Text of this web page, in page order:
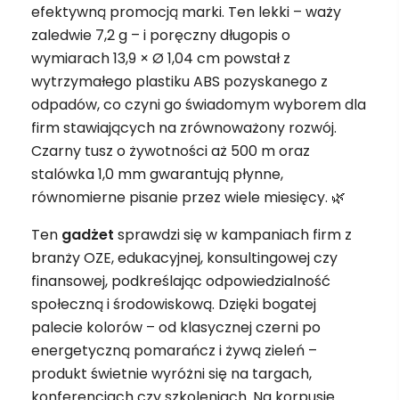
efektywną promocją marki. Ten lekki – waży
zaledwie 7,2 g – i poręczny długopis o
wymiarach 13,9 × Ø 1,04 cm powstał z
wytrzymałego plastiku ABS pozyskanego z
odpadów, co czyni go świadomym wyborem dla
firm stawiających na zrównoważony rozwój.
Czarny tusz o żywotności aż 500 m oraz
stalówka 1,0 mm gwarantują płynne,
równomierne pisanie przez wiele miesięcy. 🌿
Ten gadżet sprawdzi się w kampaniach firm z
branży OZE, edukacyjnej, konsultingowej czy
finansowej, podkreślając odpowiedzialność
społeczną i środowiskową. Dzięki bogatej
palecie kolorów – od klasycznej czerni po
energetyczną pomarańcz i żywą zieleń –
produkt świetnie wyróżni się na targach,